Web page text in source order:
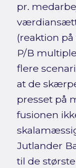
pr.
(reaktion
P/B
flere
at de
presset på
fusionen
Jutlander
til de